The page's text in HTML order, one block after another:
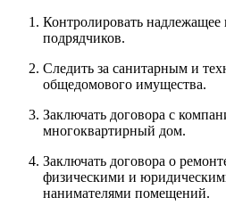
Контролировать надлежащее
подрядчиков.
Следить за санитарным и
общедомового имущества.
Заключать договора с
многоквартирный дом.
Заключать договора о
физическими и
нанимателями помещений.